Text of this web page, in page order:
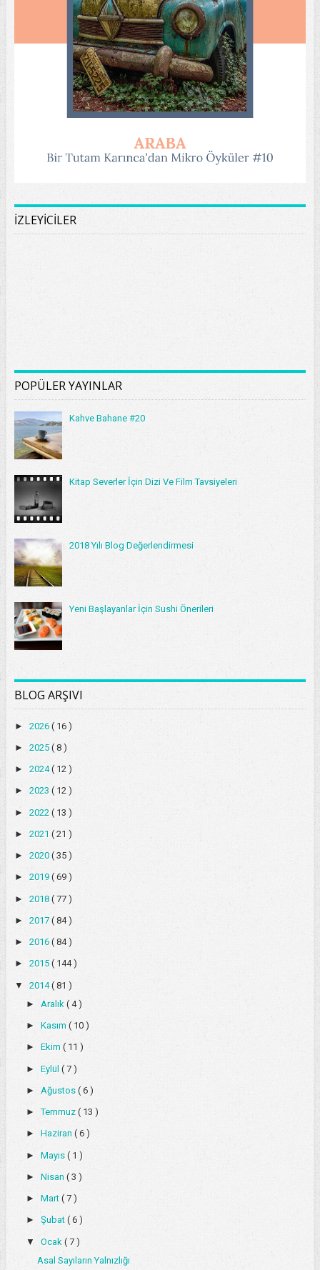
İZLEYİCİLER
POPÜLER YAYINLAR
Kahve Bahane #20
Kitap Severler İçin Dizi Ve Film Tavsiyeleri
2018 Yılı Blog Değerlendirmesi
Yeni Başlayanlar İçin Sushi Önerileri
BLOG ARŞIVI
► 2026 ( 16 )
► 2025 ( 8 )
► 2024( 12 )
► 2023 ( 12 )
► 2022 ( 13 )
► 2021 ( 21 )
► 2020 ( 35 )
► 2019 ( 69 )
► 2018 ( 77 )
► 2017 ( 84 )
► 2016 ( 84 )
► 2015 ( 144 )
▼ 2014( 81 )
► Aralık ( 4 )
► Kasım ( 10 )
► Ekim ( 11 )
► Eylül ( 7 )
► Ağustos ( 6 )
►Temmuz ( 13 )
► Haziran ( 6 )
► Mayıs ( 1 )
► Nisan ( 3 )
► Mart ( 7 )
► Şubat ( 6 )
▼ Ocak ( 7 )
Asal Sayıların Yalnızlığı